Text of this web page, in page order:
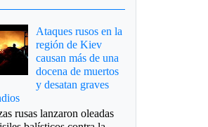
Ataques rusos en la
región de Kiev
causan más de una
docena de muertos
y desatan graves
rusas lanzaron oleadas